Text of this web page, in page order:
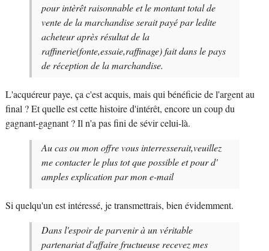
pour intèrêt raisonnable et le montant total de
vente de la marchandise serait payé par ledite
acheteur après résultat de la
raffinerie(fonte,essaie,raffinage) fait dans le pays
de réception de la marchandise.
L'acquéreur paye, ça c'est acquis, mais qui bénéficie de l'argent au
final ? Et quelle est cette histoire d'intérêt, encore un coup du
gagnant-gagnant ? Il n'a pas fini de sévir celui-là.
Au cas ou mon offre vous interresserait,veuillez
me contacter le plus tot que possible et pour d'
amples explication par mon e-mail
Si quelqu'un est intéressé, je transmettrais, bien évidemment.
Dans l'espoir de parvenir à un véritable
partenariat d'affaire fructueuse recevez mes